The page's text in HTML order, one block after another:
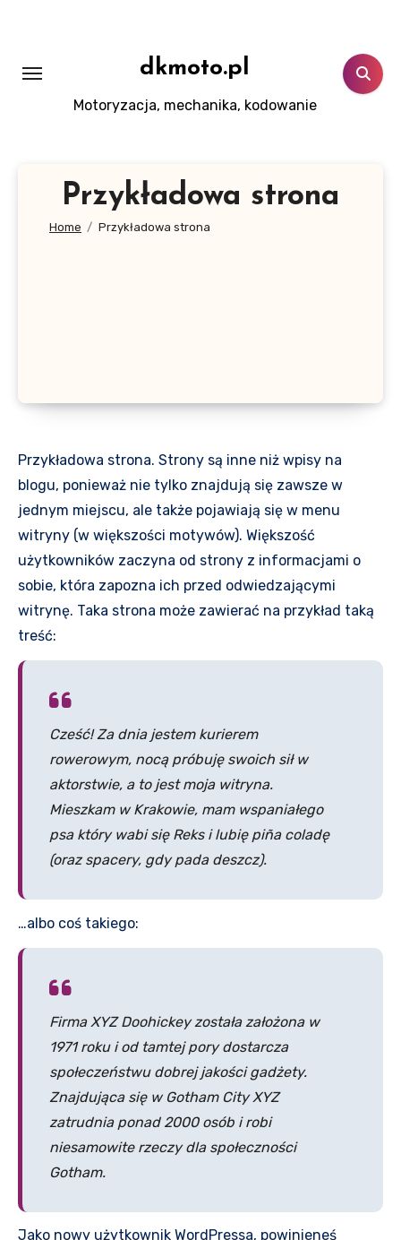
dkmoto.pl
Motoryzacja, mechanika, kodowanie
Przykładowa strona
Home Przykładowa strona
Przykładowa strona. Strony są inne niż wpisy na
blogu, ponieważ nie tylko znajdują się zawsze w
jednym miejscu, ale także pojawiają się w menu
witryny (w większości motywów). Większość
użytkowników zaczyna od strony z informacjami o
sobie, która zapozna ich przed odwiedzającymi
witrynę. Taka strona może zawierać na przykład taką
treść:
Cześć! Za dnia jestem kurierem
rowerowym, nocą próbuję swoich sił w
aktorstwie, a to jest moja witryna.
Mieszkam w Krakowie, mam wspaniałego
psa który wabi się Reks i lubię piña coladę
(oraz spacery, gdy pada deszcz).
…albo coś takiego:
Firma XYZ Doohickey została założona w
1971 roku i od tamtej pory dostarcza
społeczeństwu dobrej jakości gadżety.
Znajdująca się w Gotham City XYZ
zatrudnia ponad 2000 osób i robi
niesamowite rzeczy dla społeczności
Gotham.
Jako nowy użytkownik WordPressa, powinieneś